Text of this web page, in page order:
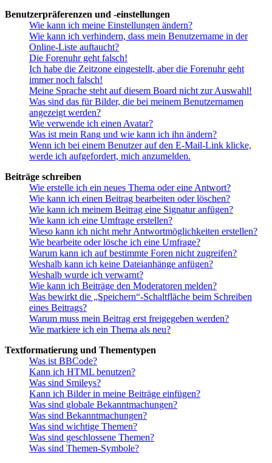
Benutzerpräferenzen und -einstellungen
Wie kann ich meine Einstellungen ändern?
Wie kann ich verhindern, dass mein Benutzername in der
Online-Liste auftaucht?
Die Forenuhr geht falsch!
Ich habe die Zeitzone eingestellt, aber die Forenuhr geht
immer noch falsch!
Meine Sprache steht auf diesem Board nicht zur Auswahl!
Was sind das für Bilder, die bei meinem Benutzernamen
angezeigt werden?
Wie verwende ich einen Avatar?
Was ist mein Rang und wie kann ich ihn ändern?
Wenn ich bei einem Benutzer auf den E-Mail-Link klicke,
werde ich aufgefordert, mich anzumelden.
Beiträge schreiben
Wie erstelle ich ein neues Thema oder eine Antwort?
Wie kann ich einen Beitrag bearbeiten oder löschen?
Wie kann ich meinem Beitrag eine Signatur anfügen?
Wie kann ich eine Umfrage erstellen?
Wieso kann ich nicht mehr Antwortmöglichkeiten erstellen?
Wie bearbeite oder lösche ich eine Umfrage?
Warum kann ich auf bestimmte Foren nicht zugreifen?
Weshalb kann ich keine Dateianhänge anfügen?
Weshalb wurde ich verwarnt?
Wie kann ich Beiträge den Moderatoren melden?
Was bewirkt die „Speichern“-Schaltfläche beim Schreiben
eines Beitrags?
Warum muss mein Beitrag erst freigegeben werden?
Wie markiere ich ein Thema als neu?
Textformatierung und Thementypen
Was ist BBCode?
Kann ich HTML benutzen?
Was sind Smileys?
Kann ich Bilder in meine Beiträge einfügen?
Was sind globale Bekanntmachungen?
Was sind Bekanntmachungen?
Was sind wichtige Themen?
Was sind geschlossene Themen?
Was sind Themen-Symbole?